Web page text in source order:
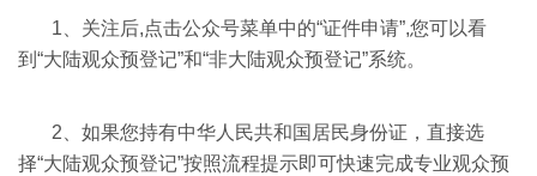
1、关注后,点击公众号菜单中的“证件申请”,您可以看
到“大陆观众预登记”和“非大陆观众预登记”系统。
2
如果您持有中华人民共和国居民身份证，直接选
择“大陆观众预登记”按照流程提示即可快速完成专业观众预